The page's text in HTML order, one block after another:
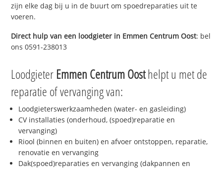
zijn elke dag bij u in de buurt om spoedreparaties uit te
voeren.
Direct hulp van een loodgieter in Emmen Centrum Oost: bel
ons 0591-238013
Loodgieter Emmen Centrum Oosthelpt u met de
reparatie of vervanging van:
Loodgieterswerkzaamheden (water- en gasleiding)
CV installaties (onderhoud, (spoed)reparatie en
vervanging)
Riool (binnen en buiten) en afvoer ontstoppen, reparatie,
renovatie en vervanging
Dak(spoed)reparaties en vervanging (dakpannen en